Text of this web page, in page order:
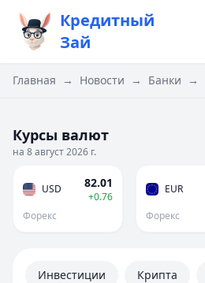
Кредитный
Зай
Главная → Новости → Банки →
Курсы валют
на 8 август 2026 г.
USD 82.01
+0.76
Форекс
EUR
Форекс
Инвестиции Крипта